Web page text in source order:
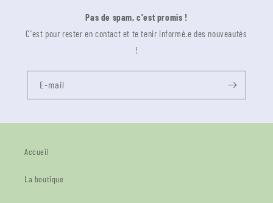
Pas de spam, c'est promis !
C'est pour rester en contact et te tenir informé.e des nouveautés
!
E-mail
Accueil
La boutique